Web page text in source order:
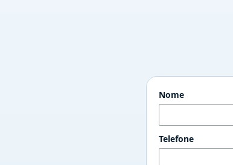
Nome
Telefone